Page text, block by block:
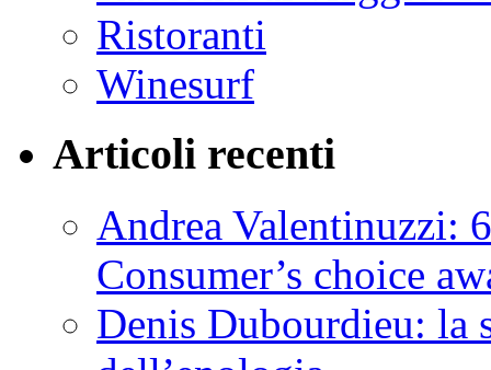
Ristoranti
Winesurf
Articoli recenti
Andrea Valentinuzzi:
Consumer’s choice
Denis Dubourdieu: la